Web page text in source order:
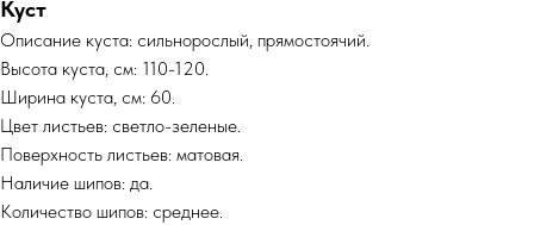
Куст
Описание куста: сильнорослый, прямостоячий.
Высота куста, см: 110-120.
Ширина куста, см: 60.
Цвет листьев: светло-зеленые.
Поверхность листьев: матовая.
Наличие шипов: да.
Количество шипов: среднее.